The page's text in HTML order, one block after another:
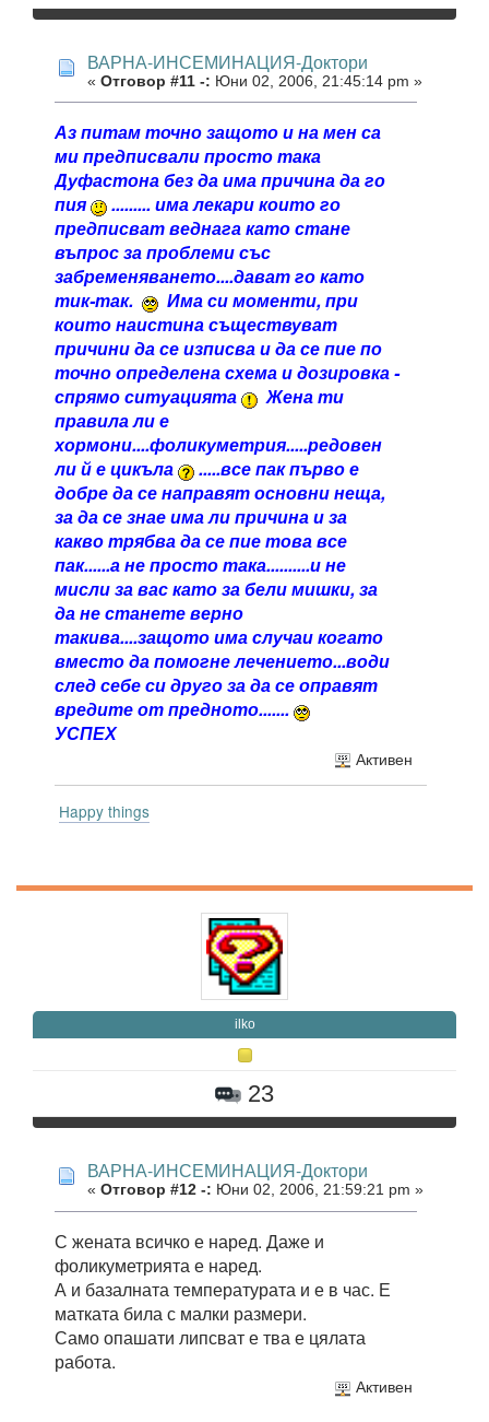
ВАРНА-ИНСЕМИНАЦИЯ-Доктори
« Отговор #11 -: Юни 02, 2006, 21:45:14 pm »
Аз питам точно защото и на мен са
ми предписвали просто така
Дуфастона без да има причина да го
пия
......... има лекари които го
предписват веднага като стане
въпрос за проблеми със
забременяването....дават го като
тик-так.
Има си моменти, при
които наистина съществуват
причини да се изписва и да се пие по
точно определена схема и дозировка -
спрямо ситуацията
Жена ти
правила ли е
хормони....фоликуметрия.....редовен
ли й е цикъла
.....все пак първо е
добре да се направят основни неща,
за да се знае има ли причина и за
какво трябва да се пие това все
пак......а не просто така..........и не
мисли за вас като за бели мишки, за
да не станете верно
такива....защото има случаи когато
вместо да помогне лечението...води
след себе си друго за да се оправят
вредите от предното.......
УСПЕХ
Активен
Happy things
ilko
23
ВАРНА-ИНСЕМИНАЦИЯ-Доктори
« Отговор #12 -: Юни 02, 2006, 21:59:21 pm »
С жената всичко е наред. Даже и
фоликуметрията е наред.
А и базалната температурата и е в час. Е
матката била с малки размери.
Само опашати липсват е тва е цялата
работа.
Активен